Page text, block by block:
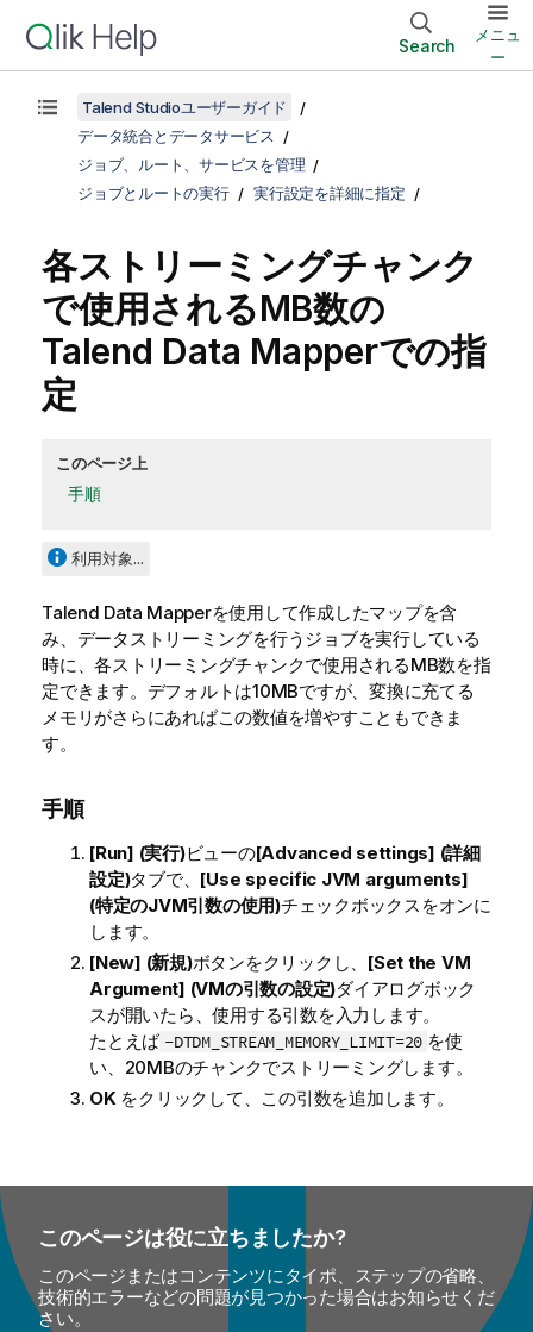
Search
メニュ
ー
Talend Studioユーザーガイド
データ統合とデータサービス
ジョブ、ルート、サービスを管理
ジョブとルートの実行
実行設定を詳細に指定
各ストリーミングチャンク
で使用されるMB数の
Talend Data Mapperでの指
定
このページ上
手順
利用対象...
Talend Data Mapperを使用して作成したマップを含
み、データストリーミングを行うジョブを実行している
時に、各ストリーミングチャンクで使用されるMB数を指
定できます。デフォルトは10MBですが、変換に充てる
メモリがさらにあればこの数値を増やすこともできま
す。
手順
[Run] (実行)ビューの[Advanced settings] (詳細
設定)タブで、 [Use specific JVM arguments]
(特定のJVM引数の使用)チェックボックスをオンに
します。
[New] (新規)ボタンをクリックし、 [Set the VM
Argument] (VMの引数の設定)ダイアログボック
スが開いたら、使用する引数を入力します。
たとえば -DTDM_STREAM_MEMORY_LIMIT=20 を使
い、20MBのチャンクでストリーミングします。
OKをクリックして、この引数を追加します。
このページは役に立ちましたか?
このページまたはコンテンツにタイポ、ステップの省略、
技術的エラーなどの問題が見つかった場合はお知らせくだ
さい。